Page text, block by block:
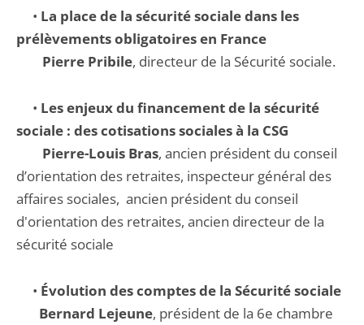
• La place de la sécurité sociale dans les
prélèvements obligatoires en France
Pierre Pribile, directeur de la Sécurité sociale.
• Les enjeux du financement de la sécurité
sociale : des cotisations sociales à la CSG
Pierre-Louis Bras, ancien président du conseil
d’orientation des retraites, inspecteur général des
affaires sociales, ancien président du conseil
d'orientation des retraites, ancien directeur de la
sécurité sociale
• Évolution des comptes de la Sécurité sociale
Bernard Lejeune, président de la 6e chambre